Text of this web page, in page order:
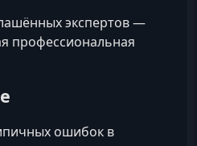
экспертов —
профессиональная
ошибок в